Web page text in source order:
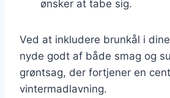
ønsker at tabe sig.
Ved at inkludere brunkål i
nyde godt af både smag og
grøntsag, der fortjener en
vintermadlavning.